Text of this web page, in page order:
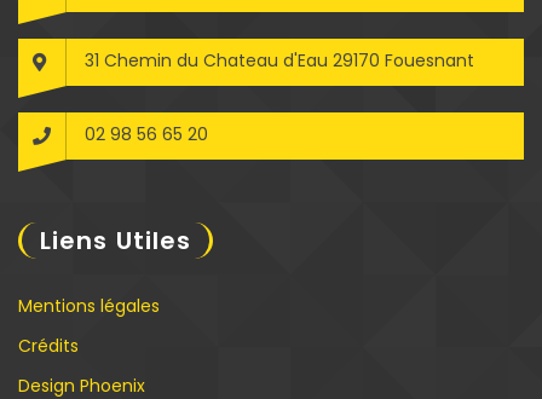
31 Chemin du Chateau d'Eau 29170 Fouesnant
02 98 56 65 20
Liens Utiles
Mentions légales
Crédits
Design Phoenix